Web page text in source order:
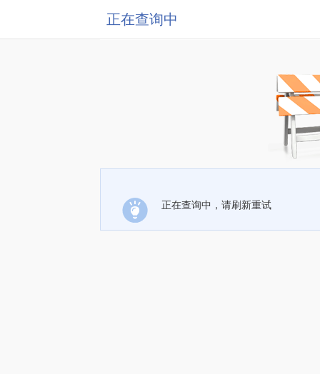
正在查询中
正在查询中，请刷新重试